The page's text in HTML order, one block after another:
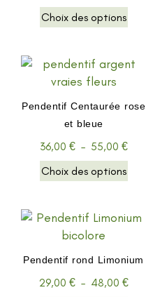
Choix des options
Pendentif Centaurée rose
et bleue
36,00 € – 55,00 €
Choix des options
Pendentif rond Limonium
29,00 € – 48,00 €